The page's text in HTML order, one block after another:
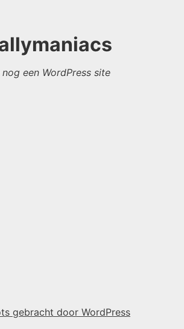
nog een WordPress site
gebracht door WordPress